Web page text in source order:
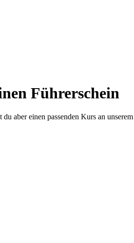
Führerschein
aber einen passenden Kurs an